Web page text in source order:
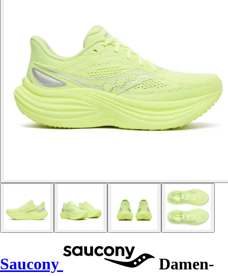
Saucony
Damen-